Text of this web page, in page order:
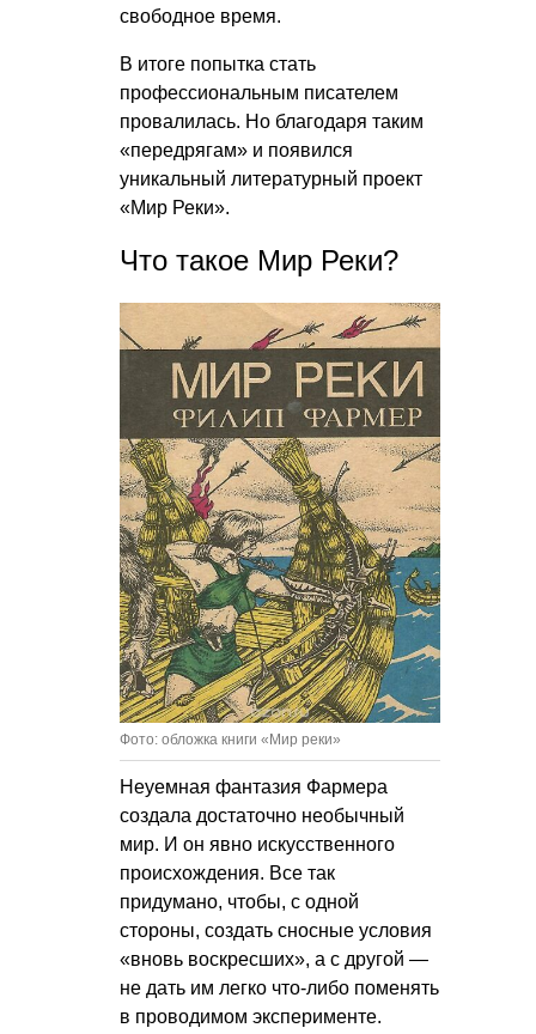
свободное время.
В итоге попытка стать
профессиональным писателем
провалилась. Но благодаря таким
«передрягам» и появился
уникальный литературный проект
«Мир Реки».
Что такое Мир Реки?
Фото: обложка книги «Мир реки»
Неуемная фантазия Фармера
создала достаточно необычный
мир. И он явно искусственного
происхождения. Все так
придумано, чтобы, с одной
стороны, создать сносные условия
«вновь воскресших», а с другой —
не дать им легко что-либо поменять
в проводимом эксперименте.